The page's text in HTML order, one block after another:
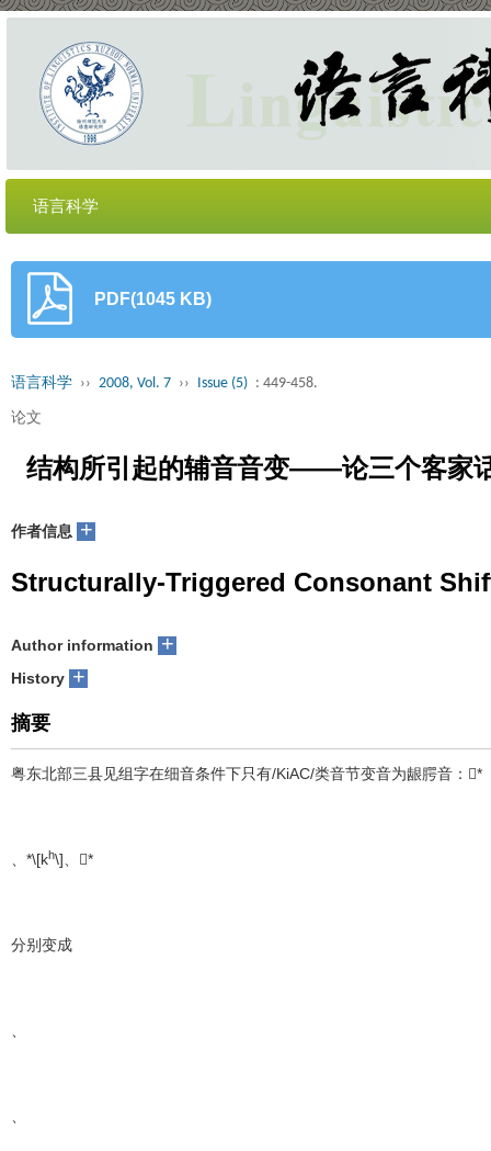
语言科学
PDF(1045 KB)
语言科学 ›› 2008, Vol. 7 ›› Issue (5) : 449-458.
论文
结构所引起的辅音音变——论三个客家
作者信息 +
Structurally-Triggered Consonant
Author information +
History +
摘要
粤东北部三县见组字在细音条件下只有/KiAC/类音节变音为龈腭音：*
、*\[kh\]、*
分别变成